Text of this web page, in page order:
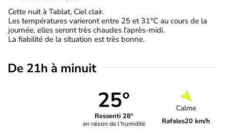
Cette nuit à Tablat, Ciel clair.
Les températures varieront entre 25 et 31°C au cours de la
journée, elles seront très chaudes l'après-midi.
La fiabilité de la situation est très bonne.
De 21h à minuit
25°
Ressenti 28°
en raison de l'humidité
Calme
Rafales20 km/h